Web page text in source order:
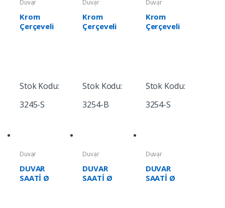
Duvar
Saatleri
Krom
Çerçeveli
Stok Kodu:
3245-S
Duvar
Saatleri
Krom
Çerçeveli
Stok Kodu:
3254-B
Duvar
Saatleri
Krom
Çerçeveli
Stok Kodu:
3254-S
Duvar
Saatleri
DUVAR
SAATİ Ø
Duvar
Saatleri
DUVAR
SAATİ Ø
Duvar
Saatleri
DUVAR
SAATİ Ø